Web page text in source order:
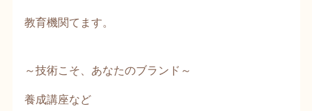
教育機関てます。
～技術こそ、あなたのブランド～
養成講座など